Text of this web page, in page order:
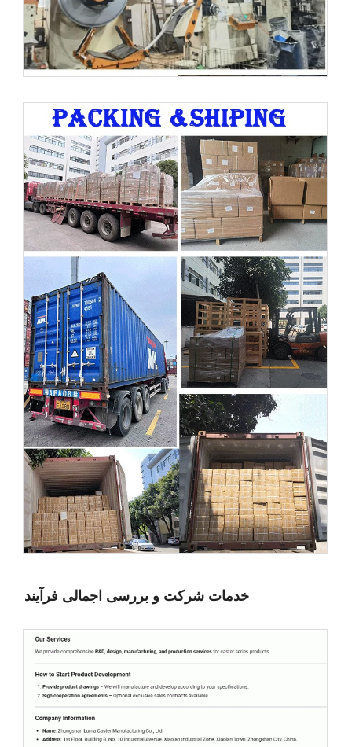
خدمات شرکت و بررسی اجمالی فرآیند